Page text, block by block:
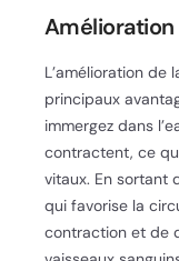
Amélioration
L’amélioration de
principaux
immergez dans
contractent, ce
vitaux. En sortant
qui favorise la
contraction et de